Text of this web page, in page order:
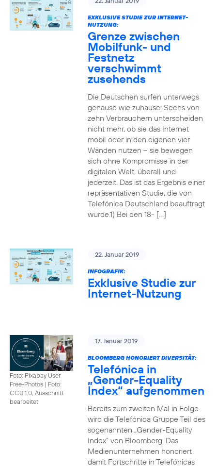
EXKLUSIVE STUDIE ZUR INTERNET-
NUTZUNG:
Grenze zwischen
Mobilfunk- und
Festnetz
verschwimmt
zusehends
Die Deutschen surfen unterwegs
genauso wie zuhause: Sechs von
zehn Verbrauchern unterscheiden
nicht mehr, ob sie das Internet
mobil oder in den eigenen vier
Wänden nutzen – sie bewegen
sich ohne Kompromisse in der
digitalen Welt, überall und
jederzeit. Das ist das Ergebnis einer
repräsentativen Studie, die von
Telefónica Deutschland beauftragt
wurde.1) Bei den 18- […]
22. Januar 2019
INFOGRAFIK:
Exklusive Studie zur
Internet-Nutzung
Foto: Pixabay User
Free-Photos | Foto:
CC0 1.0, Ausschnitt
bearbeitet
17. Januar 2019
BLOOMBERG HONORIERT DIVERSITÄT:
Telefónica in
„Gender-Equality
Index“ aufgenommen
Bereits zum zweiten Mal in Folge
wird die Telefónica Gruppe Teil des
sogenannten „Gender-Equality
Index“ von Bloomberg. Das
Medienunternehmen honoriert
damit Fortschritte in Telefónicas